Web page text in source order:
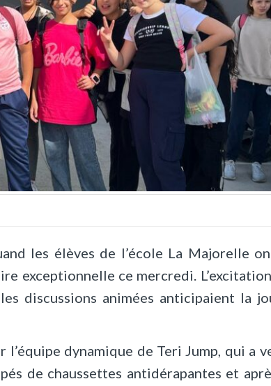
les élèves de l’école La Majorelle
exceptionnelle ce mercredi.
discussions animées anticipaient la
dynamique de Teri Jump, qui a
de chaussettes antidérapantes et